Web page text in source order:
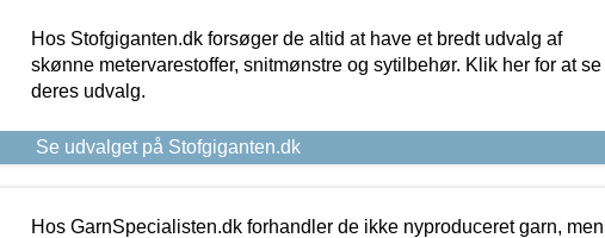
Hos Stofgiganten.dk forsøger de altid at have et bredt udvalg af
skønne metervarestoffer, snitmønstre og sytilbehør. Klik her for at se
deres udvalg.
Se udvalget på Stofgiganten.dk
Hos GarnSpecialisten.dk forhandler de ikke nyproduceret garn, men